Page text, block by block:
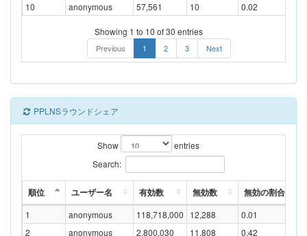
10
anonymous 57,561 10 0.02
Showing 1 to 10 of 30 entries
Previous 1 2 3 Next
PPLNSラウンドシェア
Show
entries
Search:
順位 ユーザー名 有効数 無効数 無効の割合(%)
1 anonymous 118,718,000 12,288
0.01
2
anonymous 2,800,030 11,808 0.42